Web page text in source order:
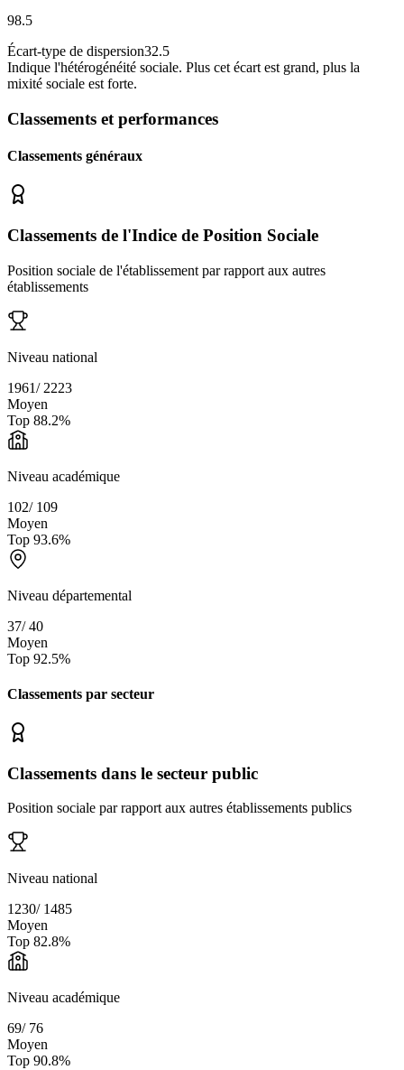
98.5
Écart-type de dispersion32.5
Indique l'hétérogénéité sociale. Plus cet écart est grand, plus la
mixité sociale est forte.
Classements et performances
Classements généraux
Classements de l'Indice de Position Sociale
Position sociale de l'établissement par rapport aux autres
établissements
Niveau national
1961/ 2223
Moyen
Top 88.2%
Niveau académique
102/ 109
Moyen
Top 93.6%
Niveau départemental
37/40
Moyen
Top 92.5%
Classements par secteur
Classements dans le secteur public
Position sociale par rapport aux autres établissements publics
Niveau national
1230/ 1485
Moyen
Top 82.8%
Niveau académique
69/ 76
Moyen
Top 90.8%